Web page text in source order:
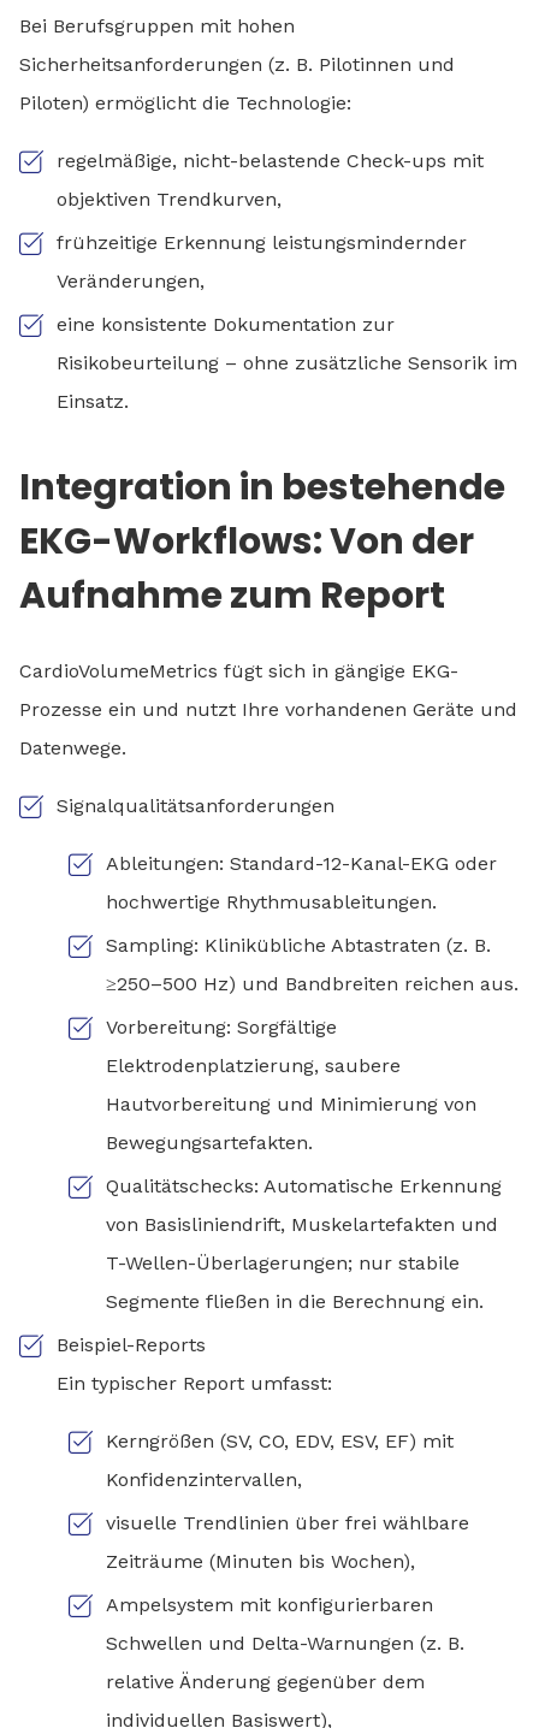
Bei Berufsgruppen mit hohen
Sicherheitsanforderungen (z. B. Pilotinnen und
Piloten) ermöglicht die Technologie:
regelmäßige, nicht-belastende Check-ups mit
objektiven Trendkurven,
frühzeitige Erkennung leistungsmindernder
Veränderungen,
eine konsistente Dokumentation zur
Risikobeurteilung – ohne zusätzliche Sensorik im
Einsatz.
Integration in bestehende
EKG-Workflows: Von der
Aufnahme zum Report
CardioVolumeMetrics fügt sich in gängige EKG-
Prozesse ein und nutzt Ihre vorhandenen Geräte und
Datenwege.
Signalqualitätsanforderungen
Ableitungen: Standard-12-Kanal-EKG oder
hochwertige Rhythmusableitungen.
Sampling: Klinikübliche Abtastraten (z. B.
≥250–500 Hz) und Bandbreiten reichen aus.
Vorbereitung: Sorgfältige
Elektrodenplatzierung, saubere
Hautvorbereitung und Minimierung von
Bewegungsartefakten.
Qualitätschecks: Automatische Erkennung
von Basisliniendrift, Muskelartefakten und
T-Wellen-Überlagerungen; nur stabile
Segmente fließen in die Berechnung ein.
Beispiel-Reports
Ein typischer Report umfasst:
Kerngrößen (SV, CO, EDV, ESV, EF) mit
Konfidenzintervallen,
visuelle Trendlinien über frei wählbare
Zeiträume (Minuten bis Wochen),
Ampelsystem mit konfigurierbaren
Schwellen und Delta-Warnungen (z. B.
relative Änderung gegenüber dem
individuellen Basiswert),